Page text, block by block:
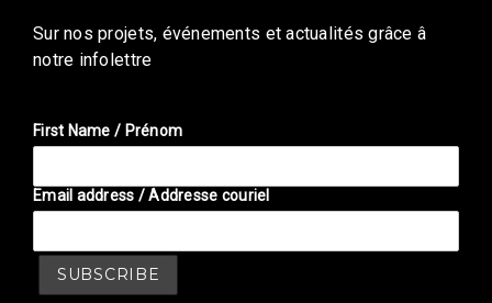
Sur nos projets, événements et actualités grâce â
notre infolettre
First Name / Prénom
Email address / Addresse couriel